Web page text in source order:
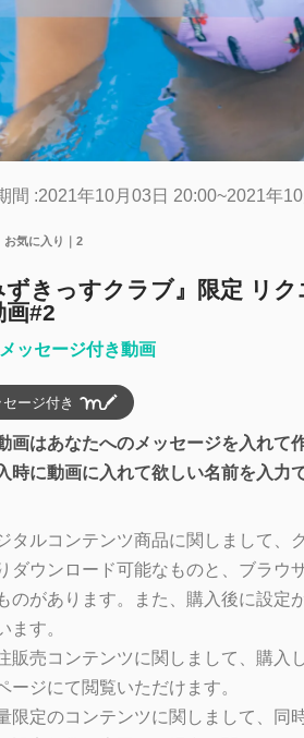
間 :2021年10月03日 20:00~2021年
お気に入り｜ 2
ずきっすクラブ』限定 リ
画#2
メッセージ付き動画
セージ付き
画はあなたへのメッセージを入れて
時に動画に入れて欲しい名前を入力
タルコンテンツ商品に関しまして、
ダウンロード可能なものと、ブラウ
のがあります。また、購入後に設定
ます。
販売コンテンツに関しまして、購入
ージにて閲覧いただけます。
限定のコンテンツに関しまして、同